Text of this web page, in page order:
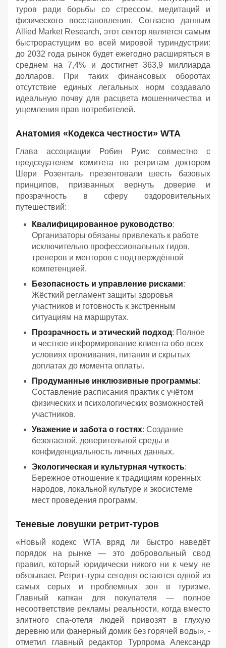
туров ради борьбы со стрессом, медитаций и
физического восстановления. Согласно данным
Allied Market Research, этот сектор является самым
быстрорастущим во всей мировой туриндустрии:
до 2032 года рынок будет ежегодно расширяться в
среднем на 7,4% и достигнет 363,9 миллиарда
долларов. При таких финансовых оборотах
отсутствие единых легальных норм создавало
идеальную почву для расцвета мошенничества и
ущемления прав потребителей.
Анатомия «Кодекса честности» WTA
Глава ассоциации Робин Руис совместно с
председателем комитета по ретритам доктором
Шери Розенталь презентовали шесть базовых
принципов, призванных вернуть доверие и
прозрачность в сферу оздоровительных
путешествий:
Квалифицированное руководство:
Организаторы обязаны привлекать к работе
исключительно профессиональных гидов,
тренеров и менторов с подтверждённой
компетенцией.
Безопасность и управление рисками:
Жёсткий регламент защиты здоровья
участников и готовность к экстренным
ситуациям на маршрутах.
Прозрачность и этический подход: Полное
и честное информирование клиента обо всех
условиях проживания, питания и скрытых
доплатах до момента оплаты.
Продуманные инклюзивные программы:
Составление расписания практик с учётом
физических и психологических возможностей
участников.
Уважение и забота о гостях: Создание
безопасной, доверительной среды и
конфиденциальность личных данных.
Экологическая и культурная чуткость:
Бережное отношение к традициям коренных
народов, локальной культуре и экосистеме
мест проведения программ.
Теневые ловушки ретрит-туров
«Новый кодекс WTA вряд ли быстро наведёт
порядок на рынке — это добровольный свод
правил, который юридически никого ни к чему не
обязывает. Ретрит-туры сегодня остаются одной из
самых серых и проблемных зон в туризме.
Главный капкан для покупателя — полное
несоответствие рекламы реальности, когда вместо
элитного спа-отеля людей привозят в глухую
деревню или фанерный домик без горячей воды», -
отметил главный редактор Турпрома Александр